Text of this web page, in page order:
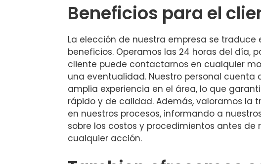
Beneficios para el
La elección de nuestra empresa se traduce
beneficios. Operamos las 24 horas del día,
cliente puede contactarnos en cualquier
una eventualidad. Nuestro personal cuenta
amplia experiencia en el área, lo que
rápido y de calidad. Además, valoramos la
en nuestros procesos, informando a
sobre los costos y procedimientos antes de
cualquier acción.